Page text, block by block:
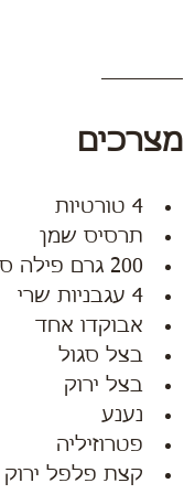
מצרכים
4 טורטיות
תרסיס שמן
200 גרם פילה סלמון ללא עור
4 עגבניות שרי
אבוקדו אחד
בצל סגול
בצל ירוק
נענע
פטרוזיליה
קצת פלפל ירוק